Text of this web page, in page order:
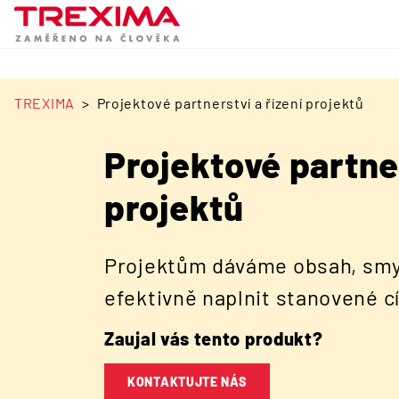
TREXIMA Projektové partnerství a řízení projektů
Projektové
projektů
Projektům dáváme obsah,
efektivně naplnit stanovené
Zaujal vás tento produkt?
KONTAKTUJTE NÁS